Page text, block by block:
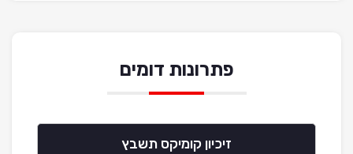
פתרונות דומים
זיכיון קומיקס תשבץ